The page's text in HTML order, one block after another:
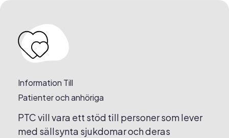
Information Till
Patienter och anhöriga
PTC vill vara ett stöd till personer som lever
med sällsynta sjukdomar och deras